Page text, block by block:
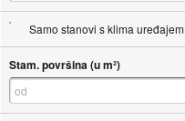
Samo stanovi s klima uređajem
Stam. površina (u m²)